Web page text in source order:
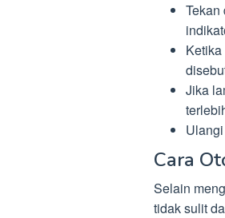
Tekan
Jika
Cara
Selain
tidak sulit